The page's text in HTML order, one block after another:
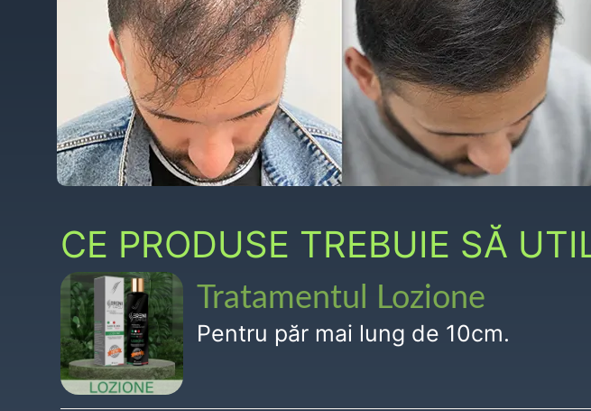
CE PRODUSE TREBUIE SĂ
Tratamentul Lozione
Pentru păr mai lung de 10cm.